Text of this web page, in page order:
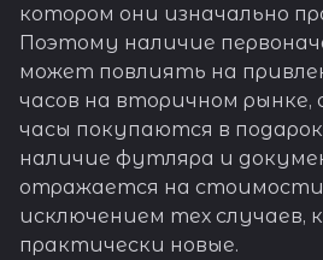
котором они изначально
Поэтому наличие
может повлиять на
часов на вторичном рынке,
часы покупаются в
наличие футляра и
отражается на стоимости
исключением тех случаев,
практически новые.